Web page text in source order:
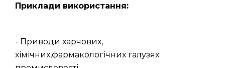
Приклади використання:
- Приводи харчових,
хімічних,фармакологічних галузях